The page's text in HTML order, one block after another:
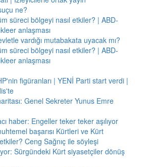
ne?
süreci bölgeyi nasıl etkiler? | ABD-
anlaşması
vardığı mutabakata uyacak mı?
süreci bölgeyi nasıl etkiler? | ABD-
anlaşması
figüranları | YENİ Parti start verdi |
Genel Sekreter Yunus Emre
haber: Engeller teker teker aşılıyor
başarısı Kürtleri ve Kürt
Ceng Sağnıç ile söyleşi
Sürgündeki Kürt siyasetçiler dönüş